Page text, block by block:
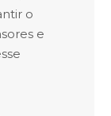
o
e